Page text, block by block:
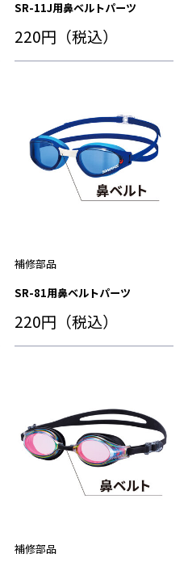
SR-11J用鼻ベルトパーツ
220円（税込）
補修部品
SR-81用鼻ベルトパーツ
220円（税込）
補修部品